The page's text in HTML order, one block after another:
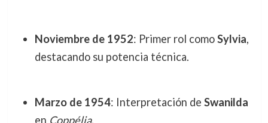
Noviembre de 1952: Primer rol comoSylvia,
destacando su potencia técnica.
Marzo de 1954: Interpretación de Swanilda
en Coppélia.